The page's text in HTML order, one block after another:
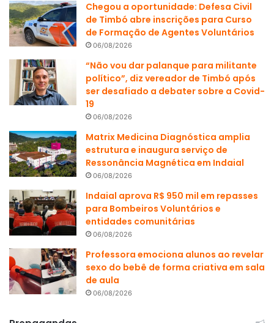
Chegou a oportunidade: Defesa Civil
de Timbó abre inscrições para Curso
de Formação de Agentes Voluntários
06/08/2026
“Não vou dar palanque para militante
político”, diz vereador de Timbó após
ser desafiado a debater sobre a Covid-
19
06/08/2026
Matrix Medicina Diagnóstica amplia
estrutura e inaugura serviço de
Ressonância Magnética em Indaial
06/08/2026
Indaial aprova R$ 950 mil em repasses
para Bombeiros Voluntários e
entidades comunitárias
06/08/2026
Professora emociona alunos ao revelar
sexo do bebê de forma criativa em sala
de aula
06/08/2026